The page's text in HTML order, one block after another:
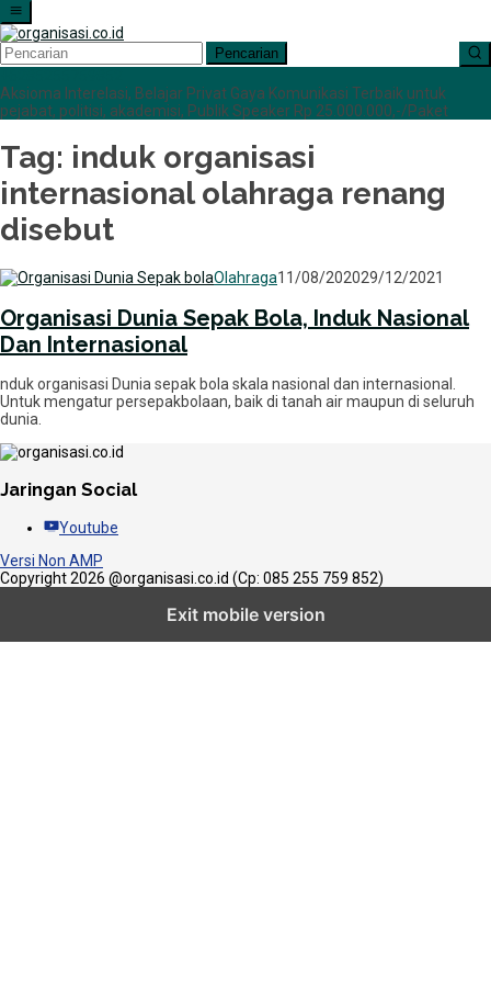
Loncat
ke
konten
Pencarian
Aksioma Interelasi, Belajar Privat Gaya Komunikasi Terbaik untuk
pejabat, politisi, akademisi, Publik Speaker Rp 25.000.000,-/Paket
Tag: induk organisasi
internasional olahraga renang
disebut
OlahragaStatuto
11/08/202029/12/2021
Organisasi Dunia Sepak Bola, Induk Nasional
Dan Internasional
nduk organisasi Dunia sepak bola skala nasional dan internasional.
Untuk mengatur persepakbolaan, baik di tanah air maupun di seluruh
dunia.
Jaringan Social
Youtube
Versi Non AMP
Copyright 2026 @organisasi.co.id (Cp: 085 255 759 852)
Exit mobile version